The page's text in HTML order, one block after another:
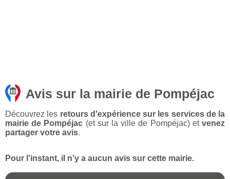
Avis sur la mairie de Pompéjac
Découvrez les retours d'expérience sur les services de la
mairie de Pompéjac (et sur la ville de Pompéjac) etvenez
partager votre avis.
Pour l'instant, il n'y a aucun avis sur cette mairie.